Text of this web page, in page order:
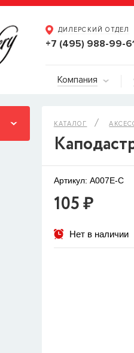
ДИЛЕРСКИЙ ОТДЕЛ
+7 (495) 988-99-
Компания
КАТАЛОГ
Артикул: A007E-C
105 ₽
Нет в наличии